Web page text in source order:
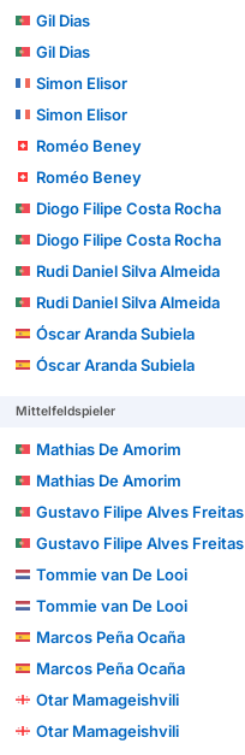
Gil Dias
Gil Dias
Simon Elisor
Simon Elisor
Roméo Beney
Roméo Beney
Diogo Filipe Costa Rocha
Diogo Filipe Costa Rocha
Rudi Daniel Silva Almeida
Rudi Daniel Silva Almeida
Óscar Aranda Subiela
Óscar Aranda Subiela
Mittelfeldspieler
Mathias De Amorim
Mathias De Amorim
Gustavo Filipe Alves Freitas Azevedo Sá
Gustavo Filipe Alves Freitas Azevedo Sá
Tommie van De Looi
Tommie van De Looi
Marcos Peña Ocaña
Marcos Peña Ocaña
Otar Mamageishvili
Otar Mamageishvili